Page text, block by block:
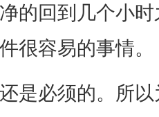
的回到几个小
很容易的事情。
是必须的。所